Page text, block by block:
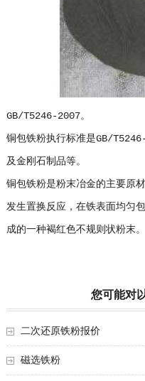
GB/T5246-2007。
铜包铁粉执行标准是GB/
及金刚石制品等。
铜包铁粉是粉末冶金的主要原
发生置换反应，在铁表面均匀
成的一种褐红色不规则状粉末。
您可能对
二次还原铁粉报价
磁选铁粉